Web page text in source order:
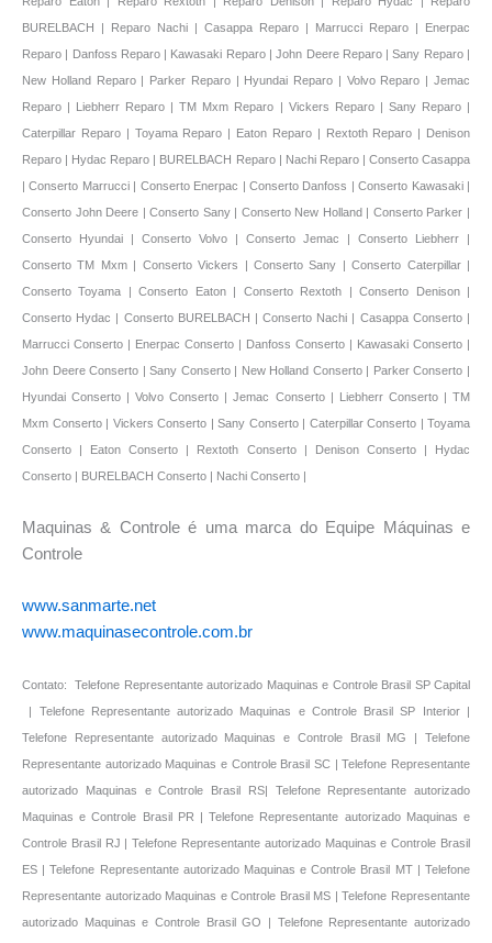
Maquinas & Controle é uma marca do Equipe Máquinas e
Controle
www.sanmarte.net
www.maquinasecontrole.com.br
Contato: Telefone Representante autorizado Maquinas e Controle Brasil SP Capital
| Telefone Representante autorizado Maquinas e Controle Brasil SP Interior |
Telefone Representante autorizado Maquinas e Controle Brasil MG | Telefone
Representante autorizado Maquinas e Controle Brasil SC | Telefone Representante
autorizado Maquinas e Controle Brasil RS| Telefone Representante autorizado
Maquinas e Controle Brasil PR | Telefone Representante autorizado Maquinas e
Controle Brasil RJ | Telefone Representante autorizado Maquinas e Controle Brasil
ES | Telefone Representante autorizado Maquinas e Controle Brasil MT | Telefone
Representante autorizado Maquinas e Controle Brasil MS | Telefone Representante
autorizado Maquinas e Controle Brasil GO | Telefone Representante autorizado